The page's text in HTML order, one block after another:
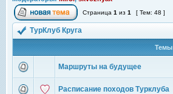
Страница 1 из 1 [ Тем: 48 ]
ТурКлуб Круга
Темы
Маршруты на будущее
Расписание походов Турклуба